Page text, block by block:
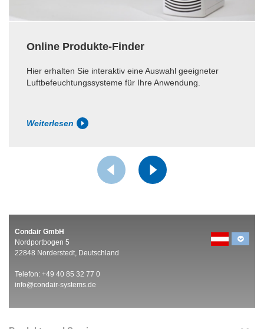
Online Produkte-Finder
Hier erhalten Sie interaktiv eine Auswahl geeigneter
Luftbefeuchtungssysteme für Ihre Anwendung.
Weiterlesen
Condair GmbH
Nordportbogen 5
22848 Norderstedt, Deutschland
Telefon: +49 40 85 32 77 0
info@condair-systems.de